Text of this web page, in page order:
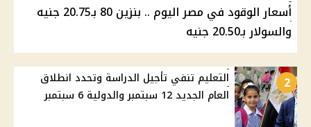
أسعار الوقود في مصر اليوم .. بنزين 80 بـ20.75 جنيه
والسولار بـ20.50 جنيه
2
التعليم تنفي تأجيل الدراسة وتحدد انطلاق
العام الجديد 12 سبتمبر والدولية 6 سبتمبر